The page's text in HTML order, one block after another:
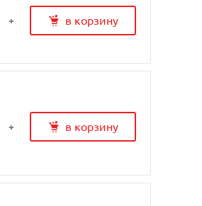
+ в корзину
+ в корзину